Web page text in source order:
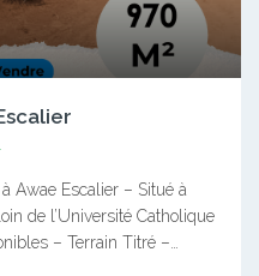
Awae Escalier – Situé à
de l’Université Catholique
– Terrain Titré –…